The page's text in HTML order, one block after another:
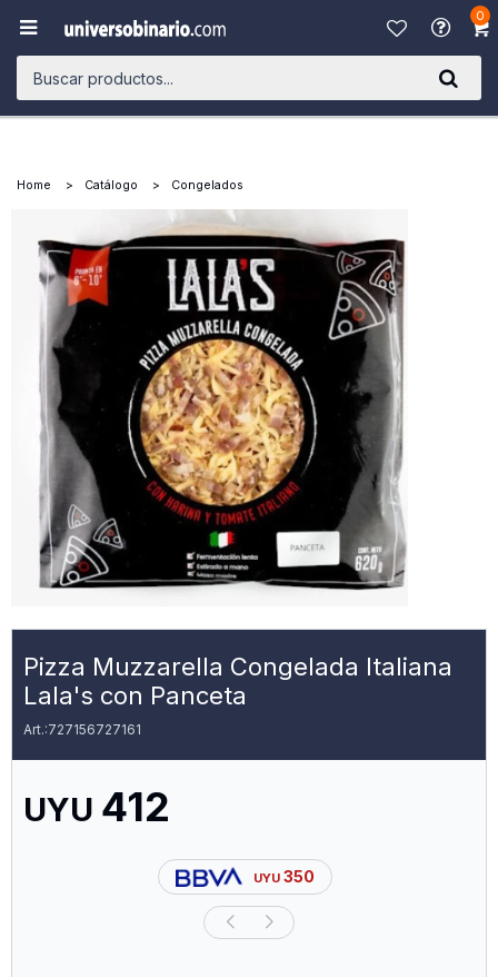
0

Home Catálogo Congelados
Pizza Muzzarella Congelada Italiana
Lala's con Panceta
727156727161
UYU 412
UYU 350